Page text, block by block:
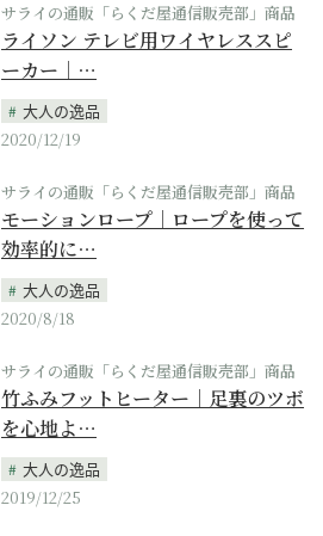
サライの通販「らくだ屋通信販売部」商品
ライソン テレビ用ワイヤレススピ
ーカー｜…
大人の逸品
2020/12/19
サライの通販「らくだ屋通信販売部」商品
モーションロープ｜ロープを使って
効率的に…
大人の逸品
2020/8/18
サライの通販「らくだ屋通信販売部」商品
竹ふみフットヒーター｜足裏のツボ
を心地よ…
大人の逸品
2019/12/25